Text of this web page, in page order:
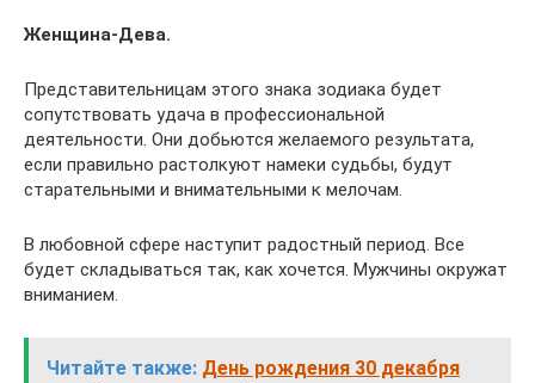
Женщина-Дева.
Представительницам этого знака зодиака будет
сопутствовать удача в профессиональной
деятельности. Они добьются желаемого результата,
если правильно растолкуют намеки судьбы, будут
старательными и внимательными к мелочам.
В любовной сфере наступит радостный период. Все
будет складываться так, как хочется. Мужчины окружат
вниманием.
Читайте также: День рождения 30 декабря